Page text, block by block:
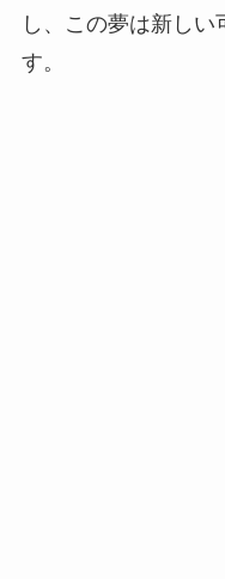
し、この夢は新しい
す。